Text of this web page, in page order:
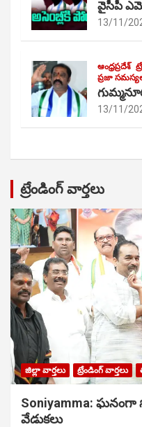
వైసీపీ
13/11/
ఆంధ్రప్రదేశ్
ప్రజా
13/11/
ట్రేండింగ్ వార్తలు
జిల్లా వార్తలు ట్రేండింగ్ వార్తలు
Soniyamma:
వేడుక‌లు